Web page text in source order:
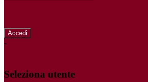
-
Seleziona utente